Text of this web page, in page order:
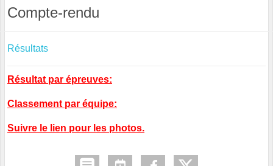
Compte-rendu
Résultats
Résultat par épreuves:
Classement par équipe:
Suivre le lien pour les photos.